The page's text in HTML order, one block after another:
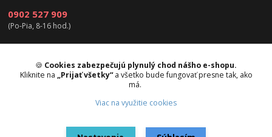
0902 527 909
(Po-Pia, 8-16 hod.)
info@instamat.sk
🍪 Cookies zabezpečujú plynulý chod nášho e-shopu.
Kliknite na „Prijať všetky“a všetko bude fungovať presne tak, ako
má.
Viac na využitie cookies